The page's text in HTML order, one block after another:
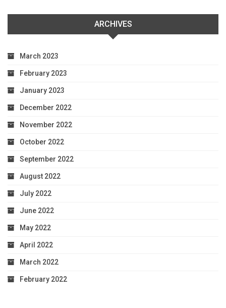
ARCHIVES
March 2023
February 2023
January 2023
December 2022
November 2022
October 2022
September 2022
August 2022
July 2022
June 2022
May 2022
April 2022
March 2022
February 2022